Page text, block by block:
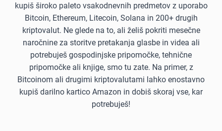
kupiš široko paleto vsakodnevnih predmetov z uporabo
Bitcoin, Ethereum, Litecoin, Solana in 200+ drugih
kriptovalut. Ne glede na to, ali želiš pokriti mesečne
naročnine za storitve pretakanja glasbe in videa ali
potrebuješ gospodinjske pripomočke, tehnične
pripomočke ali knjige, smo tu zate. Na primer, z
Bitcoinom ali drugimi kriptovalutami lahko enostavno
kupiš darilno kartico Amazon in dobiš skoraj vse, kar
potrebuješ!